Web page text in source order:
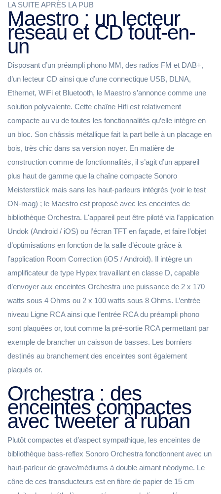
LA SUITE APRÈS LA PUB
Maestro : un lecteur
réseau et CD tout-en-
un
Disposant d’un préampli phono MM, des radios FM et DAB+,
d’un lecteur CD ainsi que d’une connectique USB, DLNA,
Ethernet, WiFi et Bluetooth, le Maestro s’annonce comme une
solution polyvalente. Cette chaîne Hifi est relativement
compacte au vu de toutes les fonctionnalités qu’elle intègre en
un bloc. Son châssis métallique fait la part belle à un placage en
bois, très chic dans sa version noyer. En matière de
construction comme de fonctionnalités, il s’agit d’un appareil
plus haut de gamme que la chaîne compacte Sonoro
Meisterstück mais sans les haut-parleurs intégrés (voir le test
ON-mag) ; le Maestro est proposé avec les enceintes de
bibliothèque Orchestra. L'appareil peut être piloté via l’application
Undok (Android / iOS) ou l’écran TFT en façade, et faire l’objet
d’optimisations en fonction de la salle d’écoute grâce à
l’application Room Correction (iOS / Android). Il intègre un
amplificateur de type Hypex travaillant en classe D, capable
d’envoyer aux enceintes Orchestra une puissance de 2 x 170
watts sous 4 Ohms ou 2 x 100 watts sous 8 Ohms. L’entrée
niveau Ligne RCA ainsi que l’entrée RCA du préampli phono
sont plaquées or, tout comme la pré-sortie RCA permettant par
exemple de brancher un caisson de basses. Les borniers
destinés au branchement des enceintes sont également
plaqués or.
Orchestra : des
enceintes compactes
avec tweeter à ruban
Plutôt compactes et d’aspect sympathique, les enceintes de
bibliothèque bass-reflex Sonoro Orchestra fonctionnent avec un
haut-parleur de grave/médiums à double aimant néodyme. Le
cône de ces transducteurs est en fibre de papier de 15 cm